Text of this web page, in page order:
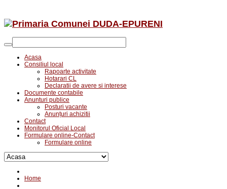
Acasa
Consiliul local
Rapoarte activitate
Hotarari CL
Declaratii de avere si interese
Documente contabile
Anunturi publice
Posturi vacante
Anunțuri achizitii
Contact
Monitorul Oficial Local
Formulare online-Contact
Formulare online
Home